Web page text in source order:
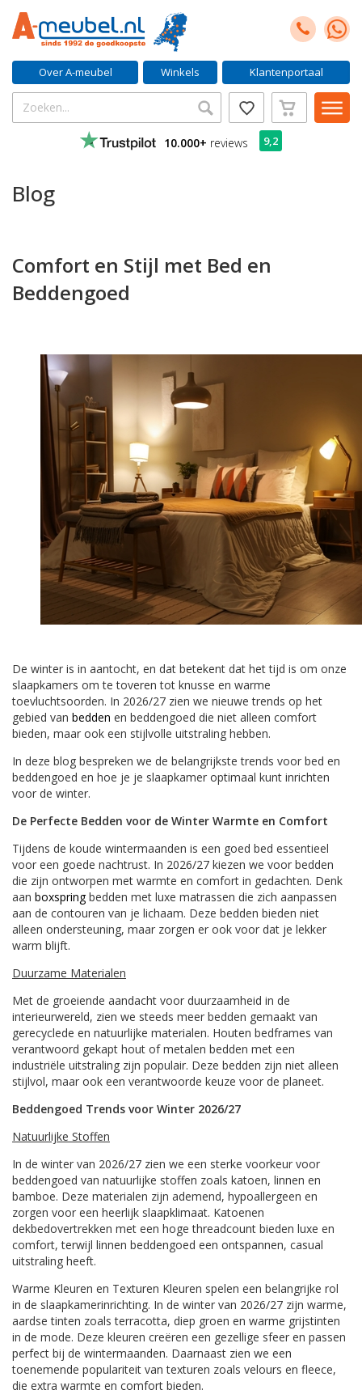
Over A-meubel Winkels Klantenportaal
10.000+ reviews 9,2
Blog
Comfort en Stijl met Bed en
Beddengoed
De winter is in aantocht, en dat betekent dat het tijd is om onze
slaapkamers om te toveren tot knusse en warme
toevluchtsoorden. In 2026/27 zien we nieuwe trends op het
gebied van bedden en beddengoed die niet alleen comfort
bieden, maar ook een stijlvolle uitstraling hebben.
In deze blog bespreken we de belangrijkste trends voor bed en
beddengoed en hoe je je slaapkamer optimaal kunt inrichten
voor de winter.
De Perfecte Bedden voor de Winter Warmte en Comfort
Tijdens de koude wintermaanden is een goed bed essentieel
voor een goede nachtrust. In 2026/27 kiezen we voor bedden
die zijn ontworpen met warmte en comfort in gedachten. Denk
aan boxspringbedden met luxe matrassen die zich aanpassen
aan de contouren van je lichaam. Deze bedden bieden niet
alleen ondersteuning, maar zorgen er ook voor dat je lekker
warm blijft.
Duurzame Materialen
Met de groeiende aandacht voor duurzaamheid in de
interieurwereld, zien we steeds meer bedden gemaakt van
gerecyclede en natuurlijke materialen. Houten bedframes van
verantwoord gekapt hout of metalen bedden met een
industriële uitstraling zijn populair. Deze bedden zijn niet alleen
stijlvol, maar ook een verantwoorde keuze voor de planeet.
Beddengoed Trends voor Winter 2026/27
Natuurlijke Stoffen
In de winter van 2026/27 zien we een sterke voorkeur voor
beddengoed van natuurlijke stoffen zoals katoen, linnen en
bamboe. Deze materialen zijn ademend, hypoallergeen en
zorgen voor een heerlijk slaapklimaat. Katoenen
dekbedovertrekken met een hoge threadcount bieden luxe en
comfort, terwijl linnen beddengoed een ontspannen, casual
uitstraling heeft.
Warme Kleuren en Texturen Kleuren spelen een belangrijke rol
in de slaapkamerinrichting. In de winter van 2026/27 zijn warme,
aardse tinten zoals terracotta, diep groen en warme grijstinten
in de mode. Deze kleuren creëren een gezellige sfeer en passen
perfect bij de wintermaanden. Daarnaast zien we een
toenemende populariteit van texturen zoals velours en fleece,
die extra warmte en comfort bieden.